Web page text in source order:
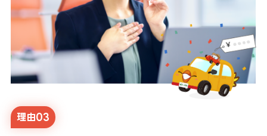
理由03